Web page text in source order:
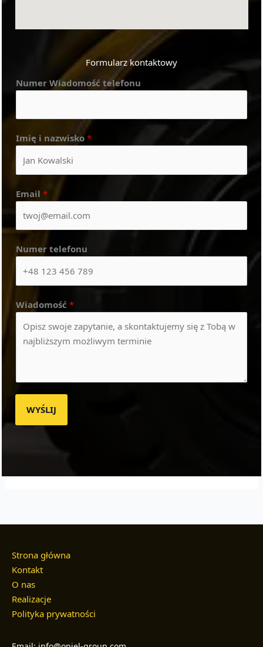
Formularz kontaktowy
Numer Wiadomość telefonu
Imię i nazwisko *
Email *
Numer telefonu
Wiadomość *
WYŚLIJ
Strona główna
Kontakt
O nas
Realizacje
Polityka prywatności